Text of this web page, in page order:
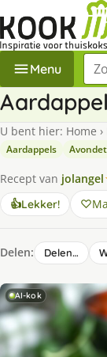
Menu
U bent hier: Home ›
Aardappels
Recept van jolangel
👍Lekker!
Delen: Delen…
AI-kok